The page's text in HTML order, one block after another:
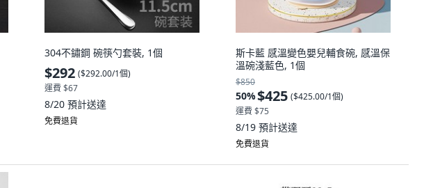
304不鏽鋼 碗筷勺套裝, 1個
$292 ($292.00/1個)
運費 $67
8/20 預計送達
免費退貨
斯卡藍 感溫變色嬰兒輔食碗, 感溫保
溫碗淺藍色, 1個
$850
50%$425 ($425.00/1個)
運費 $75
8/19 預計送達
免費退貨